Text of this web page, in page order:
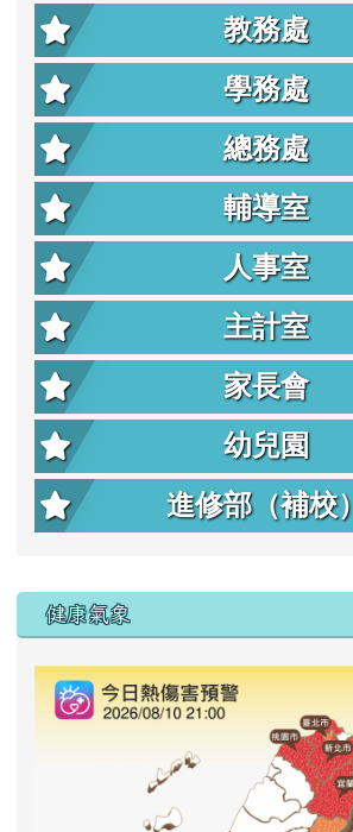
教務處
學務處
總務處
輔導室
人事室
主計室
家長會
幼兒園
進修部（補校）
右邊區域內容
健康氣象